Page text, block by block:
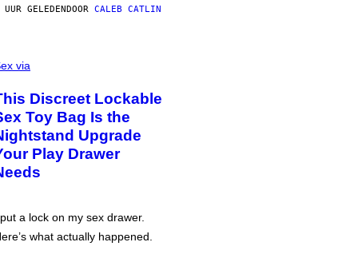
GELEDENDOOR CALEB CATLIN
via
Discreet Lockable
Toy Bag Is the
Upgrade
Play Drawer
a lock on my sex drawer.
what actually happened.